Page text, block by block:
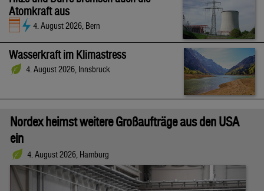
Atomkraft aus
4. August 2026, Bern
Wasserkraft im Klimastress
4. August 2026, Innsbruck
Nordex heimst weitere Großaufträge aus den USA
ein
4. August 2026, Hamburg